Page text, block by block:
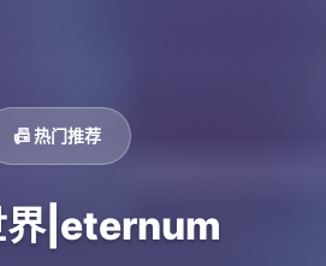
📠 热门推荐
界|eternum